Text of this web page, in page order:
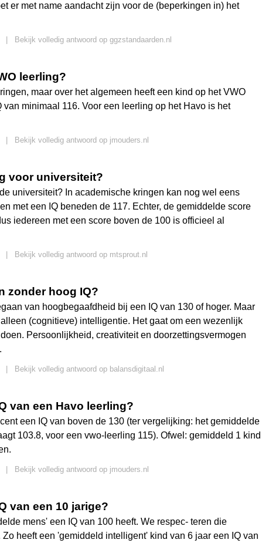
er met name aandacht zijn voor de (beperkingen in) het
Bekijk volledig antwoord op ggzstandaarden.nl
leerling?
maar over het algemeen heeft een kind op het VWO
minimaal 116. Voor een leerling op het Havo is het
Bekijk volledig antwoord op jmouders.nl
voor universiteit?
universiteit? In academische kringen kan nog wel eens
met een IQ beneden de 117. Echter, de gemiddelde score
iedereen met een score boven de 100 is officieel al
Bekijk volledig antwoord op mtsprout.nl
zonder hoog IQ?
van hoogbegaafdheid bij een IQ van 130 of hoger. Maar
(cognitieve) intelligentie. Het gaat om een wezenlijk
Persoonlijkheid, creativiteit en doorzettingsvermogen
Bekijk volledig antwoord op balansdigitaal.nl
van een Havo leerling?
een IQ van boven de 130 (ter vergelijking: het gemiddelde
103.8, voor een vwo-leerling 115). Ofwel: gemiddeld 1 kind
Bekijk volledig antwoord op jmouders.nl
van een 10 jarige?
mens' een IQ van 100 heeft. We respec- teren die
heeft een 'gemiddeld intelligent' kind van 6 jaar een IQ van